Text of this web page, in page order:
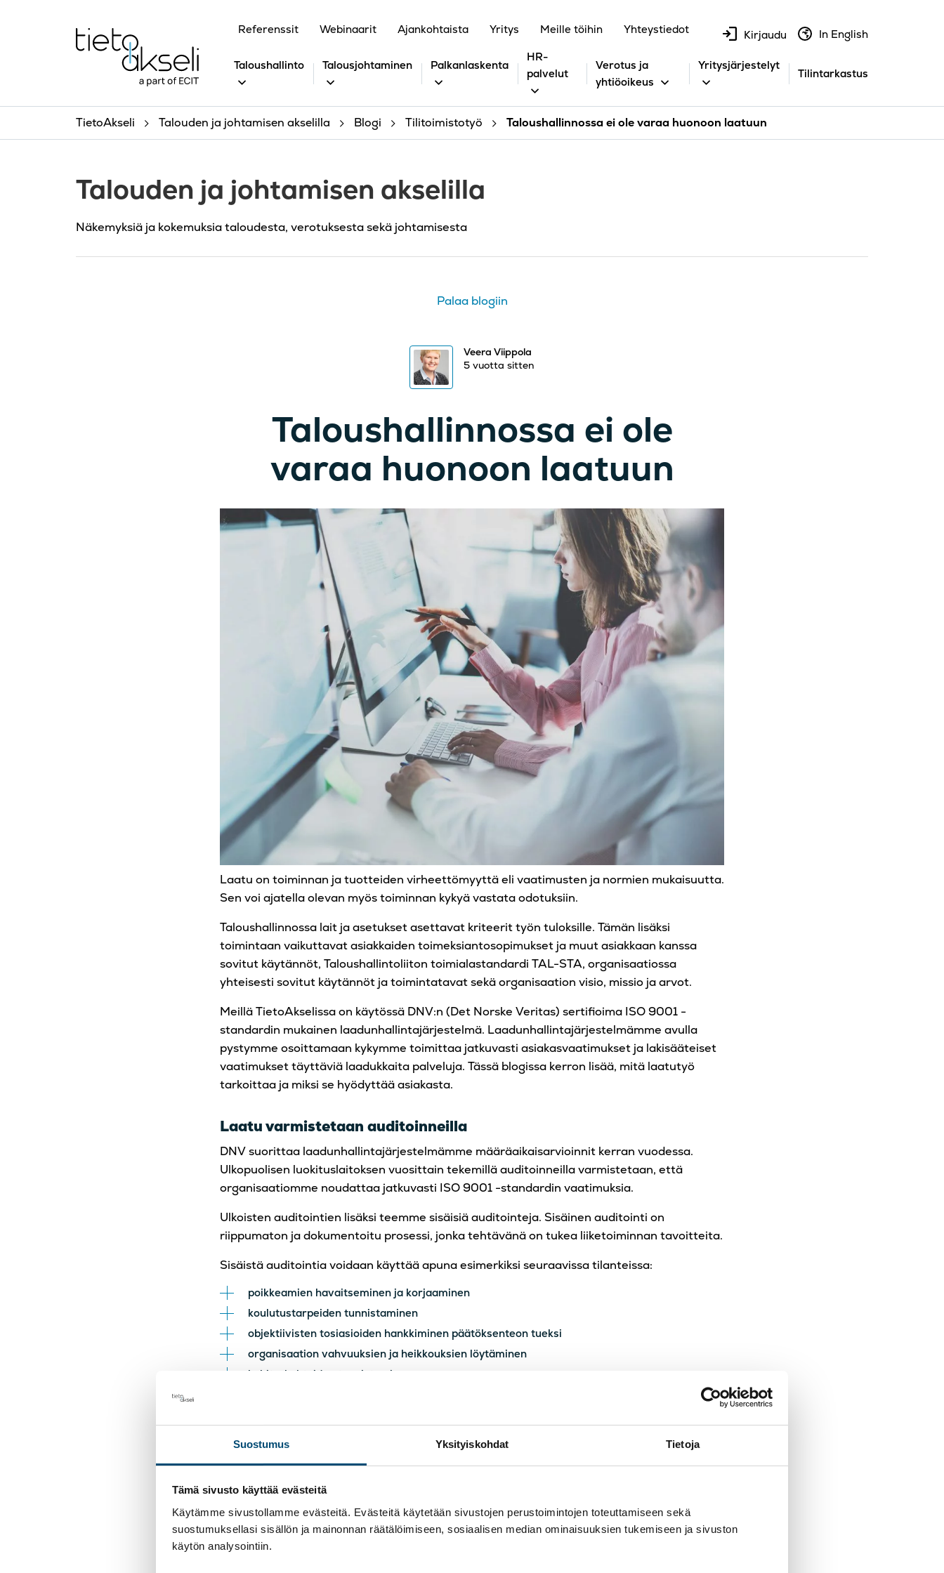
Suostumus Yksityiskohdat Tietoja
Tämä sivusto käyttää evästeitä
Käytämme sivustollamme evästeitä. Evästeitä käytetään sivustojen perustoimintojen toteuttamiseen sekä
suostumuksellasi sisällön ja mainonnan räätälöimiseen, sosiaalisen median ominaisuuksien tukemiseen ja sivuston
käytön analysointiin.
Referenssit Webinaarit Ajankohtaista Yritys Meille töihin Yhteystiedot Kirjaudu In English
Taloushallinto Talousjohtaminen Palkanlaskenta
HR-
palvelut
Verotus ja
yhtiöoikeus
Yritysjärjestelyt
Tilintarkastus
TietoAkseli Talouden ja johtamisen akselilla Blogi Tilitoimistotyö Taloushallinnossa ei ole varaa huonoon laatuun
Talouden ja johtamisen akselilla
Näkemyksiä ja kokemuksia taloudesta, verotuksesta sekä johtamisesta
Palaa blogiin
Veera Viippola
5 vuotta sitten
Taloushallinnossa ei ole
varaa huonoon laatuun
Laatu on toiminnan ja tuotteiden virheettömyyttä eli vaatimusten ja normien mukaisuutta.
Sen voi ajatella olevan myös toiminnan kykyä vastata odotuksiin.
Taloushallinnossa lait ja asetukset asettavat kriteerit työn tuloksille. Tämän lisäksi
toimintaan vaikuttavat asiakkaiden toimeksiantosopimukset ja muut asiakkaan kanssa
sovitut käytännöt, Taloushallintoliiton toimialastandardi TAL-STA, organisaatiossa
yhteisesti sovitut käytännöt ja toimintatavat sekä organisaation visio, missio ja arvot.
Meillä TietoAkselissa on käytössä DNV:n (Det Norske Veritas) sertifioima ISO 9001 -
standardin mukainen laadunhallintajärjestelmä. Laadunhallintajärjestelmämme avulla
pystymme osoittamaan kykymme toimittaa jatkuvasti asiakasvaatimukset ja lakisääteiset
vaatimukset täyttäviä laadukkaita palveluja. Tässä blogissa kerron lisää, mitä laatutyö
tarkoittaa ja miksi se hyödyttää asiakasta.
Laatu varmistetaan auditoinneilla
DNV suorittaa laadunhallintajärjestelmämme määräaikaisarvioinnit kerran vuodessa.
Ulkopuolisen luokituslaitoksen vuosittain tekemillä auditoinneilla varmistetaan, että
organisaatiomme noudattaa jatkuvasti ISO 9001 -standardin vaatimuksia.
Ulkoisten auditointien lisäksi teemme sisäisiä auditointeja. Sisäinen auditointi on
riippumaton ja dokumentoitu prosessi, jonka tehtävänä on tukea liiketoiminnan tavoitteita.
Sisäistä auditointia voidaan käyttää apuna esimerkiksi seuraavissa tilanteissa:
poikkeamien havaitseminen ja korjaaminen
koulutustarpeiden tunnistaminen
objektiivisten tosiasioiden hankkiminen päätöksenteon tueksi
organisaation vahvuuksien ja heikkouksien löytäminen
kehityskohteiden tunnistaminen
Sisäisen auditoinnin tavoitteena on paitsi standardin asettamien vaatimusten
täyttäminen myös organisaation sitouttaminen laatuajatteluun ja organisaation toiminnan
jatkuva parantaminen.
Poikkeama on aina mahdollisuus kehittyä
Kun palvelu tai lopputuote ei vastaa sille asetettuja laatutavoitteita, syntyy poikkeama.